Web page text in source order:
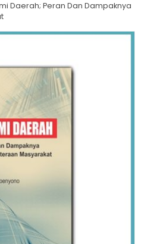
Daerah; Peran Dan Dampaknya